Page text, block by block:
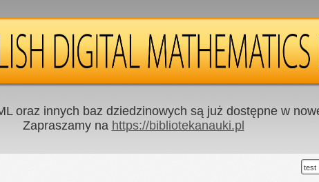
oraz innych baz dziedzinowych są już dostępne w
Zapraszamy na https://bibliotekanauki.pl
test